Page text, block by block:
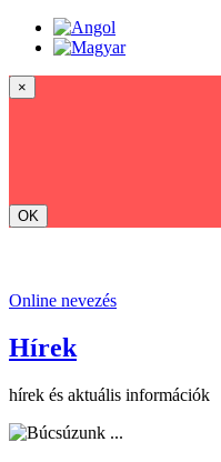
×
OK
Online nevezés
Hírek
hírek és aktuális információk